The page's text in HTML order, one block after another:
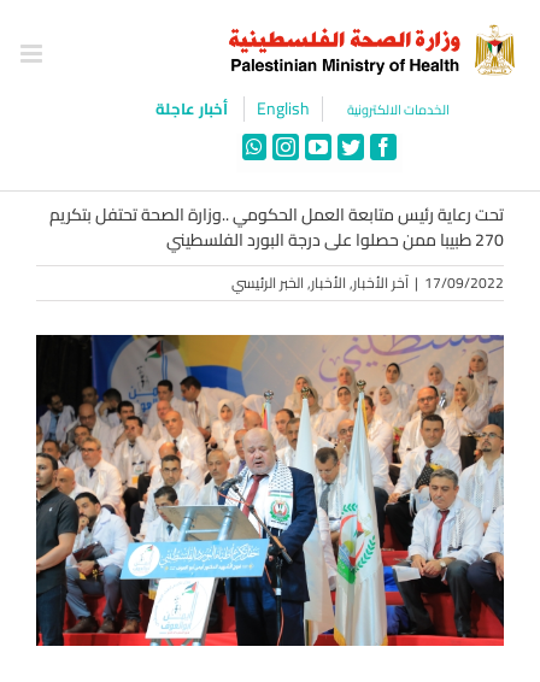
content
الخدمات الالكترونية English أخبار عاجلة
Facebook
Twitter
YouTube
Instagram
WhatsApp
تحت رعاية رئيس متابعة العمل الحكومي ..وزارة الصحة تحتفل بتكريم
270 طبيبا ممن حصلوا على درجة البورد الفلسطيني
17/09/2022
| آخر الأخبار,الأخبار,الخبر الرئيسي